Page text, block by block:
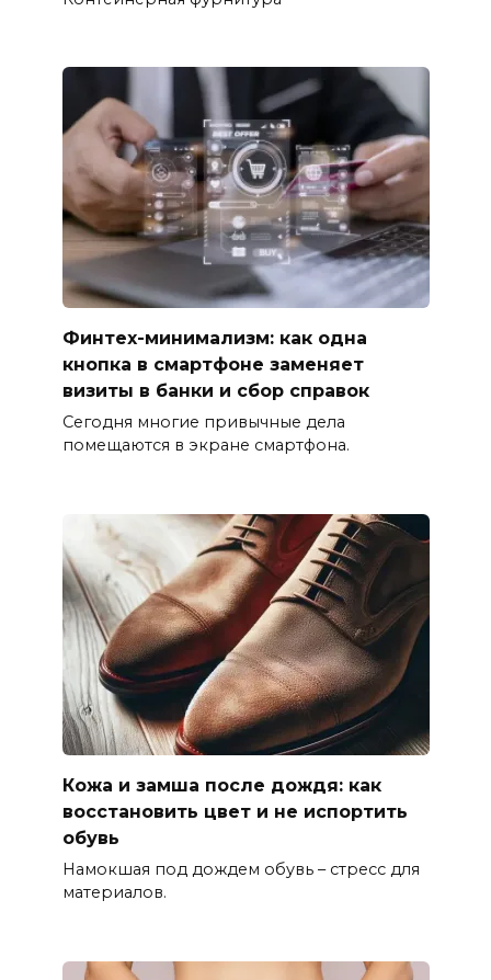
Финтех-минимализм: как одна
кнопка в смартфоне заменяет
визиты в банки и сбор справок
Сегодня многие привычные дела
помещаются в экране смартфона.
Кожа и замша после дождя: как
восстановить цвет и не испортить
обувь
Намокшая под дождем обувь – стресс для
материалов.